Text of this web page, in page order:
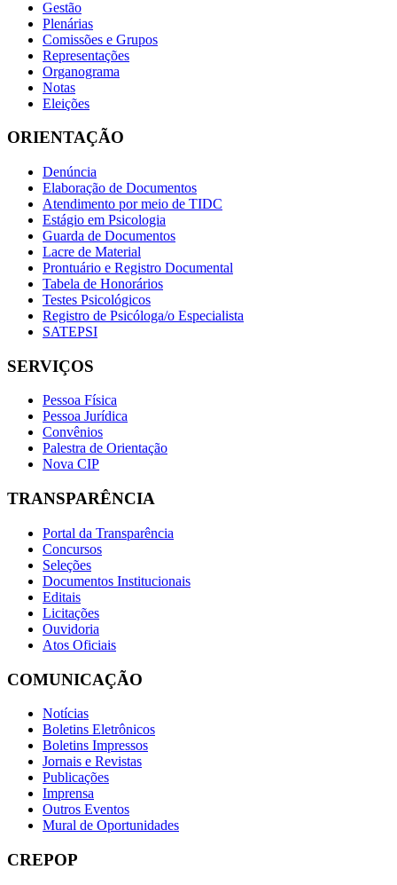
Gestão
Plenárias
Comissões e Grupos
Representações
Organograma
Notas
Eleições
ORIENTAÇÃO
Denúncia
Elaboração de Documentos
Atendimento por meio de TIDC
Estágio em Psicologia
Guarda de Documentos
Lacre de Material
Prontuário e Registro Documental
Tabela de Honorários
Testes Psicológicos
Registro de Psicóloga/o Especialista
SATEPSI
SERVIÇOS
Pessoa Física
Pessoa Jurídica
Convênios
Palestra de Orientação
Nova CIP
TRANSPARÊNCIA
Portal da Transparência
Concursos
Seleções
Documentos Institucionais
Editais
Licitações
Ouvidoria
Atos Oficiais
COMUNICAÇÃO
Notícias
Boletins Eletrônicos
Boletins Impressos
Jornais e Revistas
Publicações
Imprensa
Outros Eventos
Mural de Oportunidades
CREPOP